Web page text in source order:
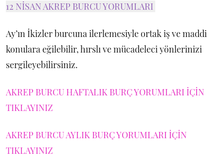
12 NİSAN AKREP BURCU YORUMLARI
Ay’ın İkizler burcuna ilerlemesiyle ortak iş ve maddi
konulara eğilebilir, hırslı ve mücadeleci yönlerinizi
sergileyebilirsiniz.
AKREP BURCU HAFTALIK BURÇ YORUMLARI İÇİN
TIKLAYINIZ
AKREP BURCU AYLIK BURÇ YORUMLARI İÇİN
TIKLAYINIZ